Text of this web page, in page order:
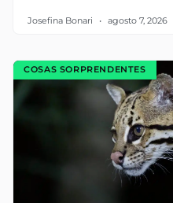
Josefina Bonari agosto 7, 2026
COSAS SORPRENDENTES